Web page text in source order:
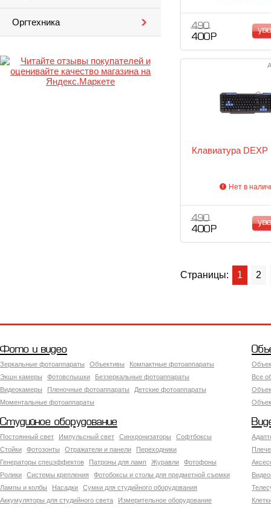
Оргтехника
490
400 Р
Клавиатура DEXP
Нет в
490
400 Р
Страницы: 1 2
Фото и видео
Зеркальные фотоаппараты Объективы
Компактные фотоаппараты
Экшн камеры
Фотовспышки
Беззеркальные фотоаппараты
Видеокамеры
Пленочные фотоаппараты
Детские фотоаппараты
Моментальные фотоаппараты
Все
Студийное оборудование
Постоянный свет Импульсный свет Синхронизаторы
Софтбоксы
Стойки
Фотозонты Отражатели и панели
Переходники
Генераторы спецэффектов
Патроны для ламп Журавли
Фотофоны
Ролики
Системы крепления
Фотобоксы и столы для предметной съемки
Лампы и колбы
Насадки
Сумки для студийного оборудования
Аккумуляторы для студийного света
Измерительное оборудование